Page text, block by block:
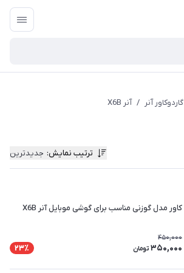
گاردوکاور آنر / آنر X6B
ترتیب نمایش: جدیدترین
کاور مدل گوزنی مناسب برای گوشی موبایل آنر X6B
450,000
350,000 تومان 23٪